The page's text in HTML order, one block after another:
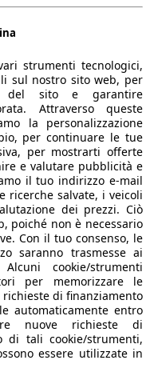
per la correttezza
Torna su
auto europeo.
strumenti tecnologici,
sul nostro sito web, per
del sito e garantire
Attraverso queste
la personalizzazione
per continuare le tue
per mostrarti offerte
e valutare pubblicità e
il tuo indirizzo e-mail
ricerche salvate, i veicoli
dei prezzi. Ciò
poiché non è necessario
Con il tuo consenso, le
saranno trasmesse ai
cookie/strumenti
per memorizzare le
di finanziamento
automaticamente entro
nuove richieste di
di tali cookie/strumenti,
essere utilizzate in